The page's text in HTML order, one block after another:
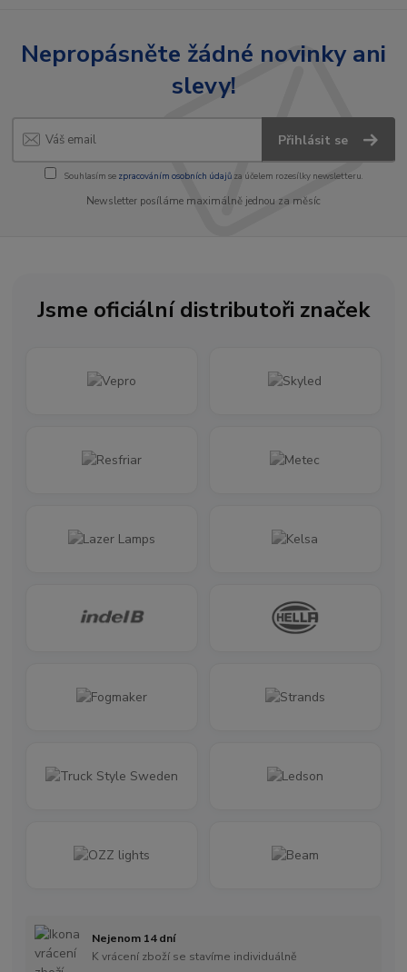
Nepropásněte žádné novinky ani
slevy!
Přihlásit se
Souhlasím se zpracováním osobních údajůza účelem rozesílky newsletteru.
Newsletter posíláme maximálně jednou za měsíc
Jsme oficiální distributoři značek
Nejenom 14 dní
K vrácení zboží se stavíme individuálně